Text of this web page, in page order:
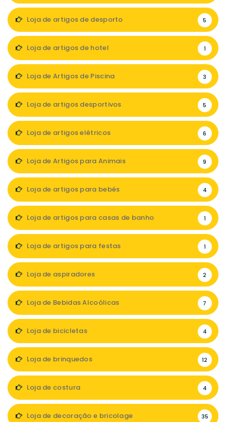
Loja de artigos de desporto 5
Loja de artigos de hotel 1
Loja de Artigos de Piscina 3
Loja de artigos desportivos 5
Loja de artigos elétricos 6
Loja de Artigos para Animais 9
Loja de artigos para bebés 4
Loja de artigos para casas de banho 1
Loja de artigos para festas 1
Loja de aspiradores 2
Loja de Bebidas Alcoólicas 7
Loja de bicicletas 4
Loja de brinquedos 12
Loja de costura 4
Loja de decoração e bricolage 35